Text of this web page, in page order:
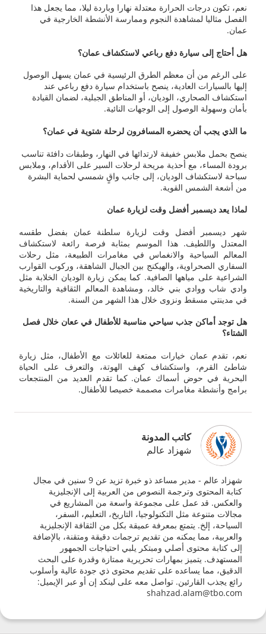
نعم، تكون درجات الحرارة معتدلة نهارا وباردة ليلا، مما يجعل هذا
الفصل مثاليا لمشاهدة النجوم وممارسة الأنشطة الخارجية في
عمان.
هل أحتاج إلى سيارة دفع رباعي لاستكشاف عمان؟
على الرغم من أن معظم الطرق الرئيسية في عمان يسهل الوصول
إليها بالسيارات العادية، ينصح باستخدام سيارة دفع رباعي عند
استكشاف الصحاري، الوديان، أو المناطق الجبلية، لضمان القيادة
بأمان وسهولة الوصول إلى الوجهات النائية.
ما الذي يجب أن يحضره المسافرون لرحلة شتوية في عمان؟
ينصح بحمل ملابس خفيفة لارتدائها في النهار، وطبقات دافئة تناسب
برودة المساء، مع أحذية مريحة لرحلات السير على الأقدام، وملابس
سباحة لاستكشاف الوديان، إلى جانب واقٍ شمسي لحماية البشرة
من أشعة الشمس القوية.
لماذا يعد ديسمبر أفضل وقت لزيارة عمان
شهر ديسمبر أفضل وقت لزيارة سلطنة عمان بفضل طقسه
المعتدل واللطيف. هذا الموسم بمثابة فرصة رائعة لاستكشاف
المعالم السياحية والانغماس في مغامرات الطبيعة، مثل رحلات
السفاري الصحراوية، والهيكنج بين الجبال الشاهقة، وركوب القوارب
الشراعية على مياهها الصافية. كما يمكن زيارة الوديان الخلابة مثل
وادي شاب ووادي بني خالد، ومشاهدة المعالم الثقافية والتاريخية
في مدينتي مسقط ونزوى خلال هذا الشهر من السنة.
هل توجد أماكن جذب سياحي مناسبة للأطفال في ععان خلال فصل
الشتاء؟
نعم، تقدم عمان خيارات ممتعة للعائلات مع الأطفال، مثل زيارة
شاطئ القرم، واستكشاف كهف الهوتة، والتعرف على الحياة
البحرية في حوض أسماك عمان. كما تقدم العديد من المنتجعات
برامج وأنشطة مغامرات مصممة خصيصا للأطفال.
كاتب المدونة
شهزاد عالم
شهزاد عالم - مدير مساعد ذو خبرة تزيد عن 9 سنين في مجال
كتابة المحتوى وترجمة النصوص من العربية إلى الإنجليزية
والعكس. قد عمل على مجموعة واسعة من المشاريع في
مجالات متنوعة مثل التكنولوجيا، التاريخ، التعليم، السفر،
السياحة، إلخ. يتمتع بمعرفة عميقة بكل من الثقافة الإنجليزية
والعربية، مما يمكنه من تقديم ترجمات دقيقة ومتقنة، بالإضافة
إلى كتابة محتوى أصلي ومبتكر يلبي احتياجات الجمهور
المستهدف. يتميز بمهارات تحريرية ممتازة وقدرة على البحث
الدقيق، مما يساعده على تقديم محتوى ذي جودة عالية وأسلوب
رائع يجذب القارئين. تواصل معه على لينكد إن أو عبر الإيميل:
shahzad.alam@tbo.com